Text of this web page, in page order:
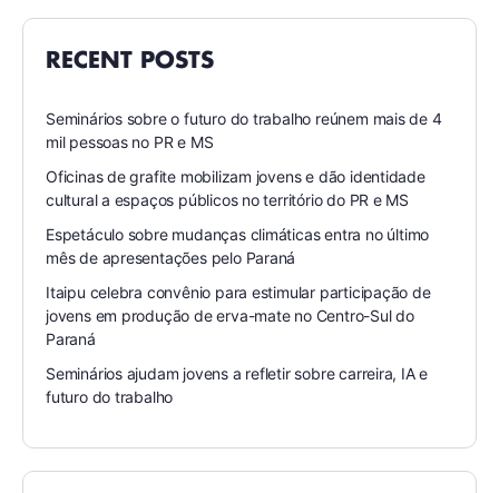
RECENT POSTS
Seminários sobre o futuro do trabalho reúnem mais de 4
mil pessoas no PR e MS
Oficinas de grafite mobilizam jovens e dão identidade
cultural a espaços públicos no território do PR e MS
Espetáculo sobre mudanças climáticas entra no último
mês de apresentações pelo Paraná
Itaipu celebra convênio para estimular participação de
jovens em produção de erva-mate no Centro-Sul do
Paraná
Seminários ajudam jovens a refletir sobre carreira, IA e
futuro do trabalho